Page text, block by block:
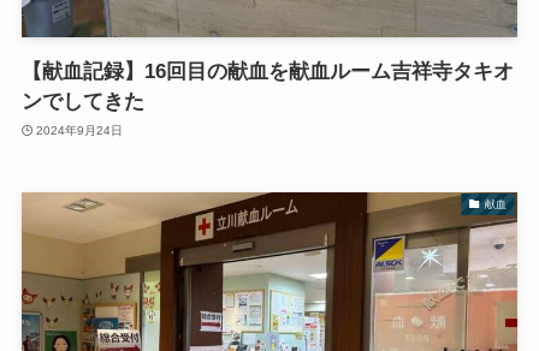
【献血記録】16回目の献血を献血ルーム吉祥寺タキオ
ンでしてきた
2024年9月24日
献血